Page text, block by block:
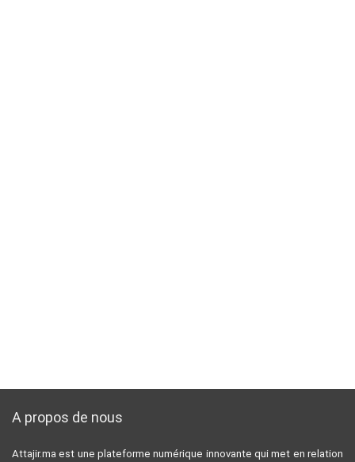
A propos de nous
Attajir.ma est une plateforme numérique innovante qui met en relation